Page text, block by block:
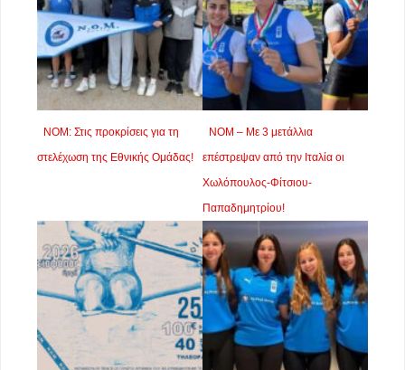
ΝΟΜ: Στις προκρίσεις για τη
στελέχωση της Εθνικής Ομάδας!
ΝΟΜ – Με 3 μετάλλια
επέστρεψαν από την Ιταλία οι
Χωλόπουλος-Φίτσιου-
Παπαδημητρίου!